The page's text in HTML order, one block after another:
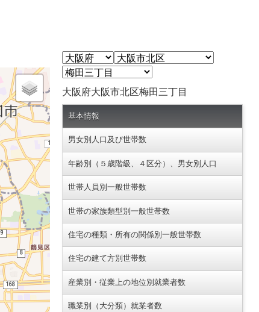
大阪府大阪市北区梅田三丁目
基本情報
男女別人口及び世帯数
年齢別（５歳階級、４区分）、男女別人口
世帯人員別一般世帯数
世帯の家族類型別一般世帯数
住宅の種類・所有の関係別一般世帯数
住宅の建て方別世帯数
産業別・従業上の地位別就業者数
職業別（大分類）就業者数